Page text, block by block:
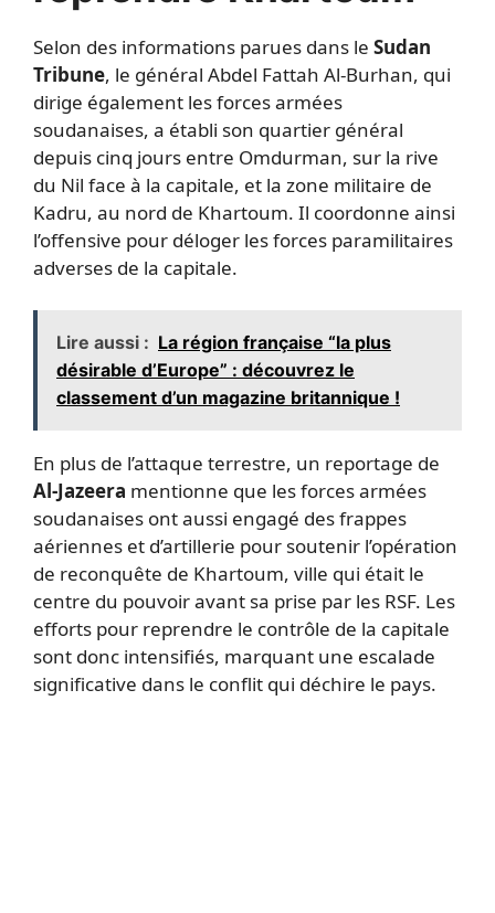
Selon des informations parues dans le Sudan
Tribune, le général Abdel Fattah Al-Burhan, qui
dirige également les forces armées
soudanaises, a établi son quartier général
depuis cinq jours entre Omdurman, sur la rive
du Nil face à la capitale, et la zone militaire de
Kadru, au nord de Khartoum. Il coordonne ainsi
l’offensive pour déloger les forces paramilitaires
adverses de la capitale.
Lire aussi : La région française “la plus
désirable d’Europe” : découvrez le
classement d’un magazine britannique !
En plus de l’attaque terrestre, un reportage de
Al-Jazeera mentionne que les forces armées
soudanaises ont aussi engagé des frappes
aériennes et d’artillerie pour soutenir l’opération
de reconquête de Khartoum, ville qui était le
centre du pouvoir avant sa prise par les RSF. Les
efforts pour reprendre le contrôle de la capitale
sont donc intensifiés, marquant une escalade
significative dans le conflit qui déchire le pays.